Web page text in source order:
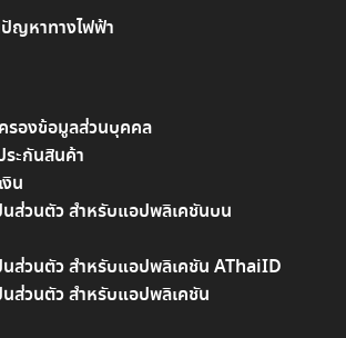
ญหาทางไฟฟ้า
รองข้อมูลส่วนบุคคล
ระกันสินค้า
น
นส่วนตัว สำหรับแอปพลิเคชันบน
นส่วนตัว สำหรับแอปพลิเคชัน AThaiID
นส่วนตัว สำหรับแอปพลิเคชัน